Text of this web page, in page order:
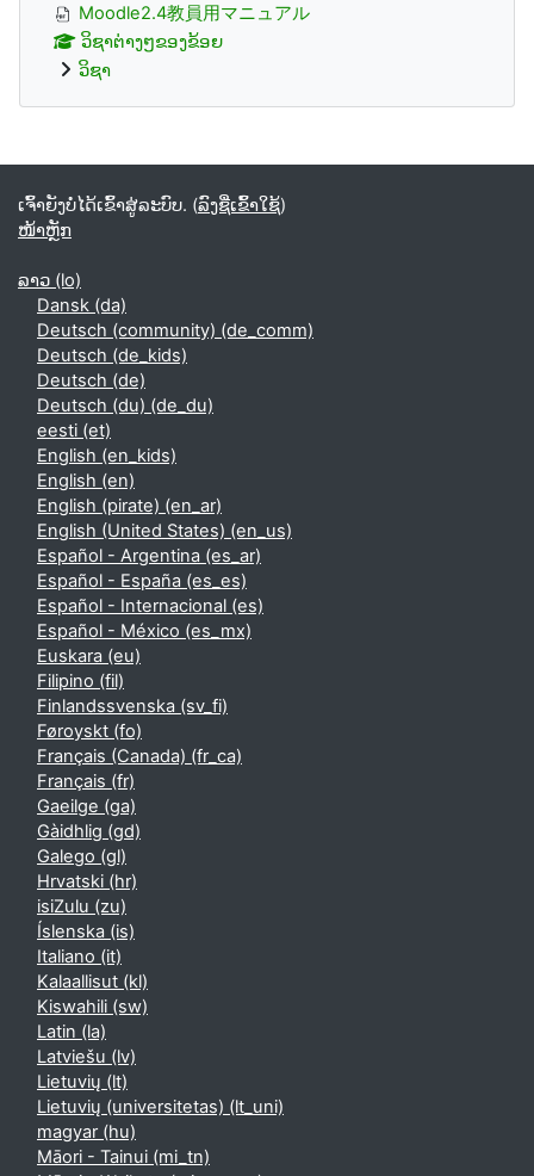
Moodle2.4教員用マニュアル
ວິຊາຕ່າງໆຂອງຂ້ອຍ
ວິຊາ
Supplementary blocks
ເຈົ້າຍັງບໍ່ໄດ້ເຂົ້າສູ່ລະບົບ. (ລົງຊື່ເຂົ້າໃຊ້)
ໜ້າຫຼັກ
ລາວ ‎(lo)‎
Dansk ‎(da)‎
Deutsch (community) ‎(de_comm)‎
Deutsch ‎(de_kids)‎
Deutsch ‎(de)‎
Deutsch (du) ‎(de_du)‎
eesti ‎(et)‎
English ‎(en_kids)‎
English ‎(en)‎
English (pirate) ‎(en_ar)‎
English (United States) ‎(en_us)‎
Español - Argentina ‎(es_ar)‎
Español - España ‎(es_es)‎
Español - Internacional ‎(es)‎
Español - México ‎(es_mx)‎
Euskara ‎(eu)‎
Filipino ‎(fil)‎
Finlandssvenska ‎(sv_fi)‎
Føroyskt ‎(fo)‎
Français (Canada) ‎(fr_ca)‎
Français ‎(fr)‎
Gaeilge ‎(ga)‎
Gàidhlig ‎(gd)‎
Galego ‎(gl)‎
Hrvatski ‎(hr)‎
isiZulu ‎(zu)‎
Íslenska ‎(is)‎
Italiano ‎(it)‎
Kalaallisut ‎(kl)‎
Kiswahili ‎(sw)‎
Latin ‎(la)‎
Latviešu ‎(lv)‎
Lietuvių ‎(lt)‎
Lietuvių (universitetas) ‎(lt_uni)‎
magyar ‎(hu)‎
Māori - Tainui ‎(mi_tn)‎